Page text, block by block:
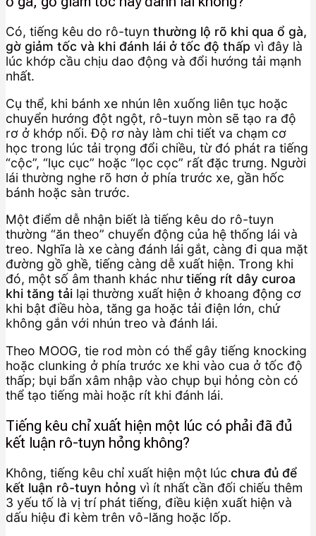
Có, tiếng kêu do rô-tuyn thường lộ rõ khi qua ổ gà,
gờ giảm tốc và khi đánh lái ở tốc độ thấp vì đây là
lúc khớp cầu chịu dao động và đổi hướng tải mạnh
nhất.
Cụ thể, khi bánh xe nhún lên xuống liên tục hoặc
chuyển hướng đột ngột, rô-tuyn mòn sẽ tạo ra độ
rơ ở khớp nối. Độ rơ này làm chi tiết va chạm cơ
học trong lúc tải trọng đổi chiều, từ đó phát ra tiếng
“cộc”, “lục cục” hoặc “lọc cọc” rất đặc trưng. Người
lái thường nghe rõ hơn ở phía trước xe, gần hốc
bánh hoặc sàn trước.
Một điểm dễ nhận biết là tiếng kêu do rô-tuyn
thường “ăn theo” chuyển động của hệ thống lái và
treo. Nghĩa là xe càng đánh lái gắt, càng đi qua mặt
đường gồ ghề, tiếng càng dễ xuất hiện. Trong khi
đó, một số âm thanh khác nhưtiếng rít dây curoa
khi tăng tải lại thường xuất hiện ở khoang động cơ
khi bật điều hòa, tăng ga hoặc tải điện lớn, chứ
không gắn với nhún treo và đánh lái.
Theo MOOG, tie rod mòn có thể gây tiếng knocking
hoặc clunking ở phía trước xe khi vào cua ở tốc độ
thấp; bụi bẩn xâm nhập vào chụp bụi hỏng còn có
thể tạo tiếng mài hoặc rít khi đánh lái.
Tiếng kêu chỉ xuất hiện một lúc có phải đã đủ
kết luận rô-tuyn hỏng không?
Không, tiếng kêu chỉ xuất hiện một lúc chưa đủ để
kết luận rô-tuyn hỏng vì ít nhất cần đối chiếu thêm
3 yếu tố là vị trí phát tiếng, điều kiện xuất hiện và
dấu hiệu đi kèm trên vô-lăng hoặc lốp.